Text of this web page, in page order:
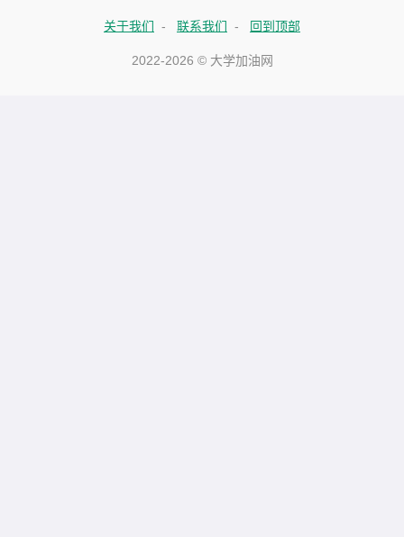
关于我们 - 联系我们 - 回到顶部
2022-2026 © 大学加油网